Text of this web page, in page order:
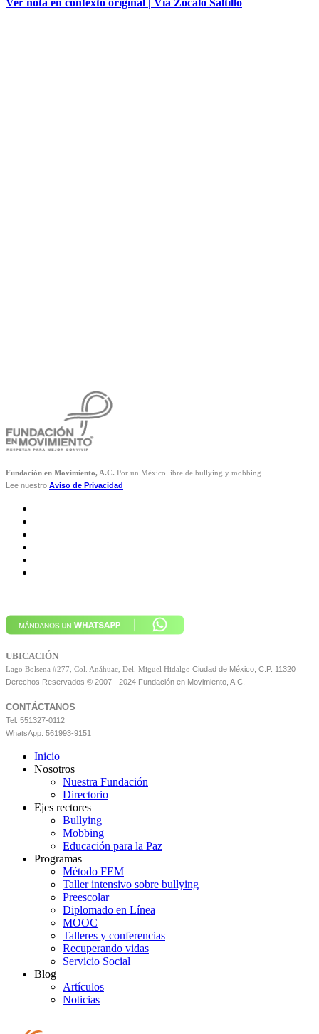
Fundación en Movimiento, A.C. Por un México libre de bullying y mobbing.
Lee nuestro Aviso de Privacidad
UBICACIÓN
Lago Bolsena #277, Col. Anáhuac, Del. Miguel Hidalgo Ciudad de México, C.P. 11320
Derechos Reservados © 2007 - 2024 Fundación en Movimiento, A.C.
CONTÁCTANOS
Tel: 551327-0112
WhatsApp: 561993-9151
Inicio
Nosotros
Nuestra Fundación
Directorio
Ejes rectores
Bullying
Mobbing
Educación para la Paz
Programas
Método FEM
Taller intensivo sobre bullying
Preescolar
Diplomado en Línea
MOOC
Talleres y conferencias
Recuperando vidas
Servicio Social
Blog
Artículos
Noticias